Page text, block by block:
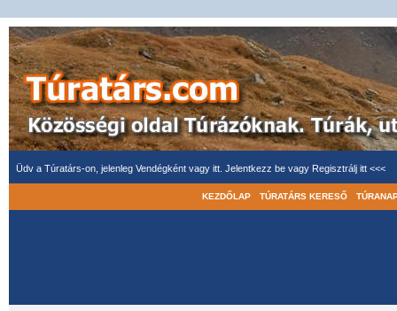
Üdv a Túratárs-on, jelenleg Vendégként vagy itt. Jelentkezz be vagy Regisztrálj itt <<<
KEZDŐLAP TÚRATÁRS KERESŐ